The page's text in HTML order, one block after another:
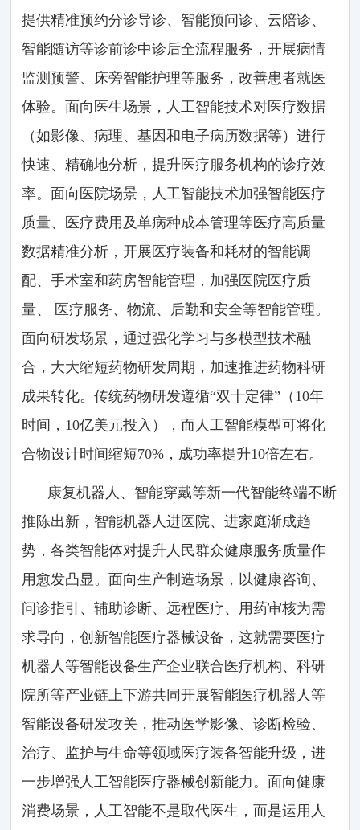
提供精准预约分诊导诊、智能预问诊、云陪诊、
智能随访等诊前诊中诊后全流程服务，开展病情
监测预警、床旁智能护理等服务，改善患者就医
体验。面向医生场景，人工智能技术对医疗数据
（如影像、病理、基因和电子病历数据等）进行
快速、精确地分析，提升医疗服务机构的诊疗效
率。面向医院场景，人工智能技术加强智能医疗
质量、医疗费用及单病种成本管理等医疗高质量
数据精准分析，开展医疗装备和耗材的智能调
配、手术室和药房智能管理，加强医院医疗质
量、 医疗服务、物流、后勤和安全等智能管理。
面向研发场景，通过强化学习与多模型技术融
合，大大缩短药物研发周期，加速推进药物科研
成果转化。传统药物研发遵循“双十定律”（10年
时间，10亿美元投入），而人工智能模型可将化
合物设计时间缩短70%，成功率提升10倍左右。
康复机器人、智能穿戴等新一代智能终端不断
推陈出新，智能机器人进医院、进家庭渐成趋
势，各类智能体对提升人民群众健康服务质量作
用愈发凸显。面向生产制造场景，以健康咨询、
问诊指引、辅助诊断、远程医疗、用药审核为需
求导向，创新智能医疗器械设备，这就需要医疗
机器人等智能设备生产企业联合医疗机构、科研
院所等产业链上下游共同开展智能医疗机器人等
智能设备研发攻关，推动医学影像、诊断检验、
治疗、监护与生命等领域医疗装备智能升级，进
一步增强人工智能医疗器械创新能力。面向健康
消费场景，人工智能不是取代医生，而是运用人